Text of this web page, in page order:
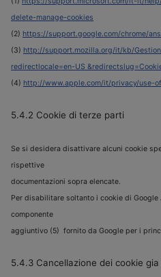
delete-manage-cookies
(2) https://support.google.com/chrome/
(3) http://support.mozilla.org/it/kb/
redirectlocale=en-US
(4) http://www.apple.com/it/privacy/use-
5.4.2 Cookie di terze parti
Se si desidera disattivare alcuni cookie
rispettive
documentazioni sopra elencate.
Per disabilitare soltanto i cookie di
componente
aggiuntivo (5) fornito da Google per i
5.4.3 Cancellazione dei cookie